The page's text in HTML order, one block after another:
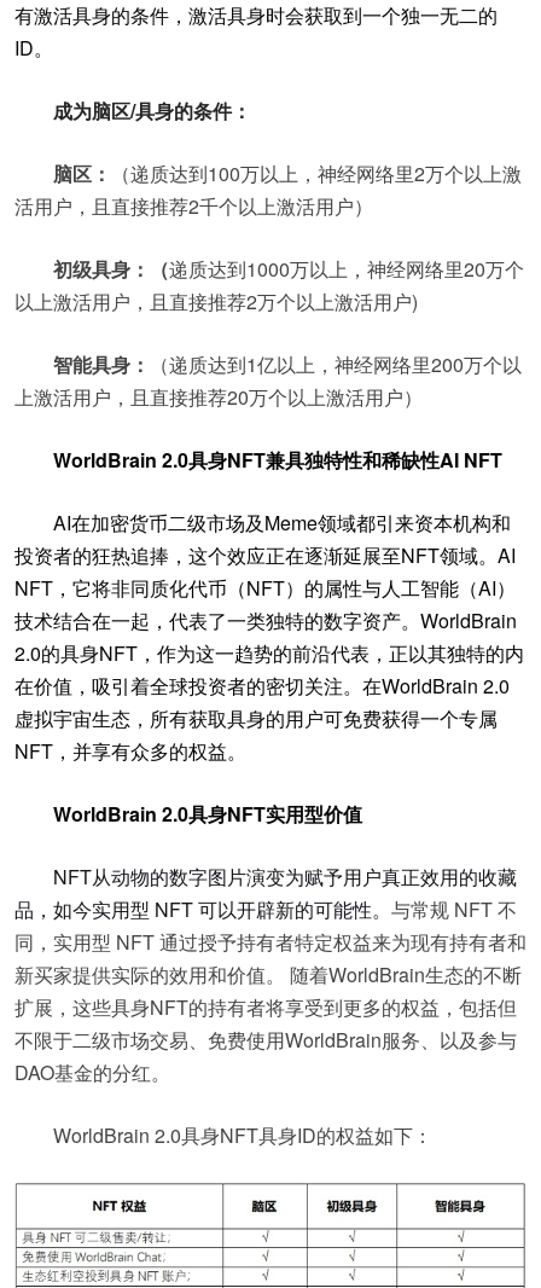
有激活具身的条件，激活具身时会获取到一个独一无二的
ID。
成为脑区/具身的条件：
脑区：
（递质达到100万以上，神经网络里2万个以上激
活用户，且直接推荐2千个以上激活用户）
初级具身： （递质达到1000万以上 ， 神经网络里20万个
以上激活用户，且直接推荐2万个以上激活用户)
智能具身：
（递质达到1亿以上，神经网络里200万个以
上激活用户，且直接推荐20万个以上激活用户）
WorldBrain 2.0具身NFT兼具独特性和稀缺性AI NFT
AI在加密货币二级市场及Meme领域都引来资本机构和
投资者的狂热追捧，这个效应正在逐渐延展至NFT领域。AI
NFT，它将非同质化代币（NFT）的属性与人工智能（AI）
技术结合在一起，代表了一类独特的数字资产。 WorldBrain
2.0的具身NFT，作为这一趋势的前沿代表，正以其独特的内
在价值，吸引着全球投资者的密切关注。 在WorldBrain 2.0
虚拟宇宙生态，所有获取具身的用户可免费获得一个专属
NFT，并享有众多的权益。
WorldBrain 2.0具身NFT实用型价值
NFT从动物的数字图片演变为赋予用户真正效用的收藏
品， 如今实用型 NFT 可以开辟新的可能性。 与常规 NFT 不
同，实用型 NFT 通过授予持有者特定权益来为现有持有者和
新买家提供实际的效用和价值。 随着WorldBrain生态的不断
扩展，这些具身NFT的持有者将享受到更多的权益，包括但
不限于二级市场交易、免费使用WorldBrain服务、以及参与
DAO基金的分红。
WorldBrain 2.0具身NFT具身ID的权益如下：